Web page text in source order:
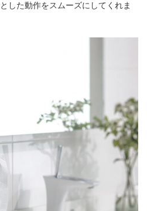
した動作をスムーズにしてくれま